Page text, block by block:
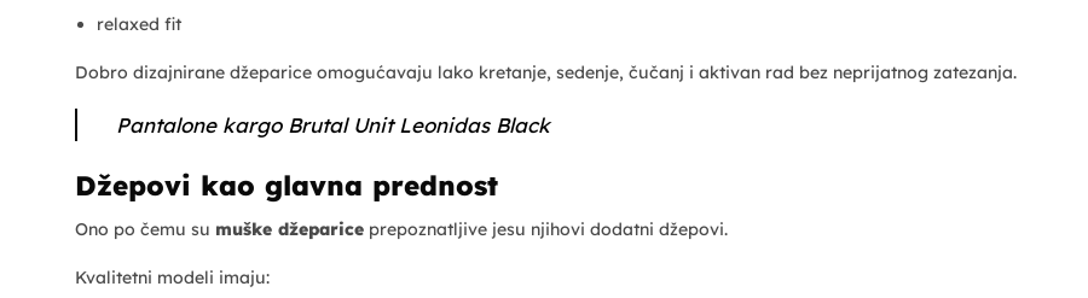
relaxed fit
Dobro dizajnirane džeparice omogućavaju lako kretanje, sedenje, čučanj i aktivan rad bez neprijatnog zatezanja.
Pantalone kargo Brutal Unit Leonidas Black
Džepovi kao glavna prednost
Ono po čemu su muške džeparice prepoznatljive jesu njihovi dodatni džepovi.
Kvalitetni modeli imaju: